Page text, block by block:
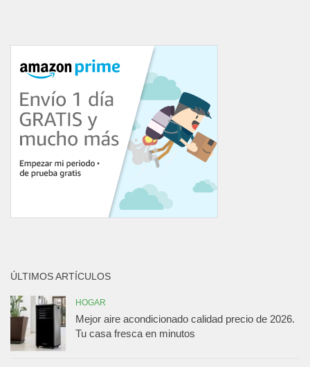
ÚLTIMOS ARTÍCULOS
HOGAR
Mejor aire acondicionado calidad precio de 2026.
Tu casa fresca en minutos